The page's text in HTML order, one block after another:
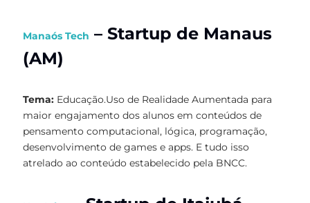
Manaós Tech – Startup de Manaus
(AM)
Tema: Educação.Uso de Realidade Aumentada para
maior engajamento dos alunos em conteúdos de
pensamento computacional, lógica, programação,
desenvolvimento de games e apps. E tudo isso
atrelado ao conteúdo estabelecido pela BNCC.